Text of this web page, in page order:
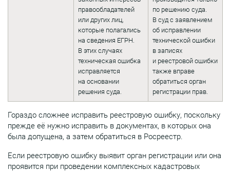
правообладателей
или других лиц,
которые полагались
на сведения ЕГРН.
В этих случаях
техническая ошибка
исправляется
на основании
решения суда.
по решению суда.
В суд с заявлением
об исправлении
технической ошибки
в записях
и реестровой ошибки
также вправе
обратиться орган
регистрации прав.
Гораздо сложнее исправить реестровую ошибку, поскольку
прежде её нужно исправить в документах, в которых она
была допущена, а затем обратиться в Росреестр.
Если реестровую ошибку выявит орган регистрации или она
проявится при проведении комплексных кадастровых